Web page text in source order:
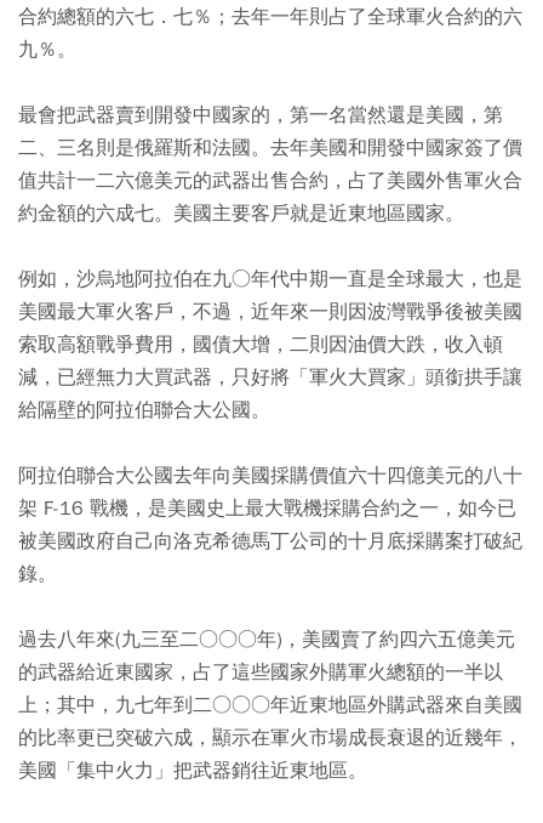
合約總額的六七．七％；去年一年則占了全球軍火合約的六
九％。
最會把武器賣到開發中國家的，第一名當然還是美國，第
二、三名則是俄羅斯和法國。去年美國和開發中國家簽了價
值共計一二六億美元的武器出售合約，占了美國外售軍火合
約金額的六成七。美國主要客戶就是近東地區國家。
例如，沙烏地阿拉伯在九○年代中期一直是全球最大，也是
美國最大軍火客戶，不過，近年來一則因波灣戰爭後被美國
索取高額戰爭費用，國債大增，二則因油價大跌，收入頓
減，已經無力大買武器，只好將「軍火大買家」頭銜拱手讓
給隔壁的阿拉伯聯合大公國。
阿拉伯聯合大公國去年向美國採購價值六十四億美元的八十
架 F-16 戰機，是美國史上最大戰機採購合約之一，如今已
被美國政府自己向洛克希德馬丁公司的十月底採購案打破紀
錄。
過去八年來(九三至二○○○年)，美國賣了約四六五億美元
的武器給近東國家，占了這些國家外購軍火總額的一半以
上；其中，九七年到二○○○年近東地區外購武器來自美國
的比率更已突破六成，顯示在軍火市場成長衰退的近幾年，
美國「集中火力」把武器銷往近東地區。